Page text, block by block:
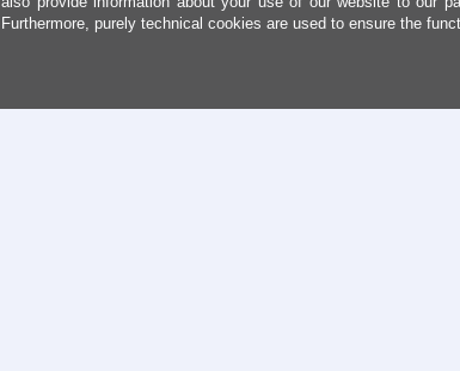
Furthermore, purely technical cookies are used to ensure the